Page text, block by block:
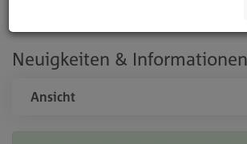
Neuigkeiten & Informationen
Ansicht